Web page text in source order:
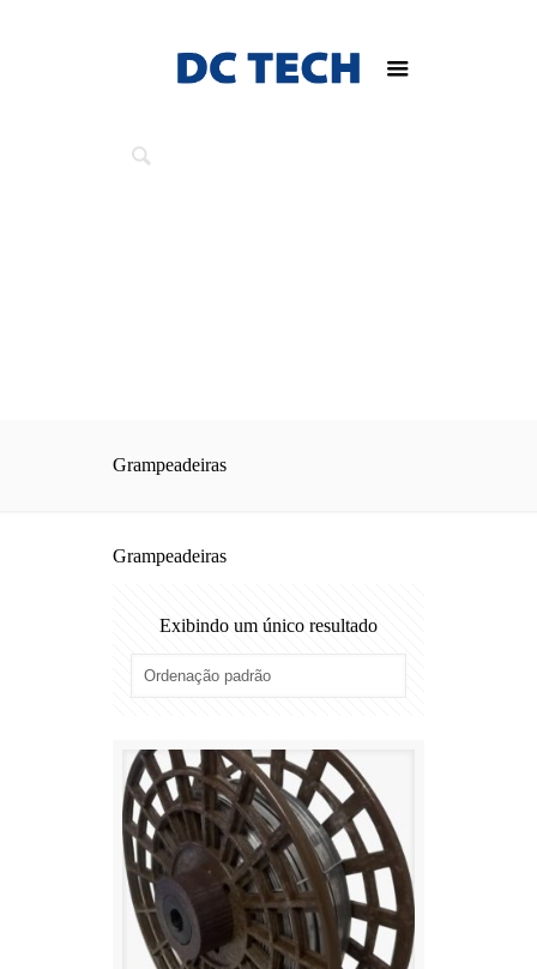
Grampeadeiras
Grampeadeiras
Exibindo um único resultado